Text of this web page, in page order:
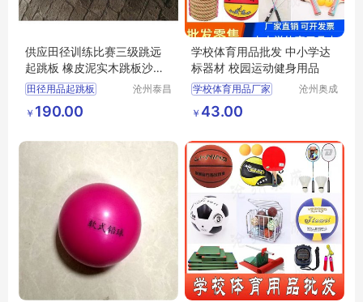
供应田径训练比赛三级跳远
起跳板 橡皮泥实木跳板沙坑
助跳板
田径用品起跳板
起跳板配套盒子
三级跳远橡皮泥起跳板
沧州泰昌
￥ 190.00
学校体育用品批发 中小学达
标器材 校园运动健身用品
学校体育用品厂家
中小学达标器材
校园运动健身用品
沧州奥成
￥ 43.00